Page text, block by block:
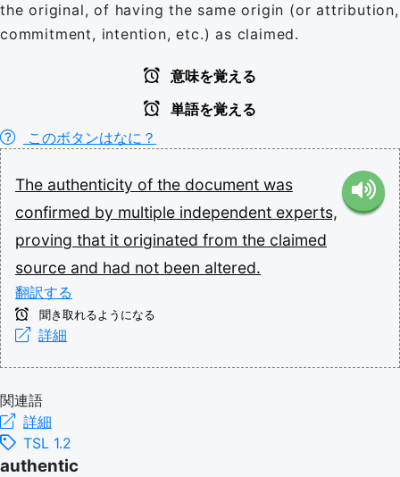
the original, of having the same origin (or attribution,
commitment, intention, etc.) as claimed.
意味を覚える
単語を覚える
このボタンはなに？
The authenticity of the document was
confirmed by multiple independent experts,
proving that it originated from the claimed
source and had not been altered.
翻訳する
聞き取れるようになる
詳細
関連語
詳細
TSL 1.2
authentic